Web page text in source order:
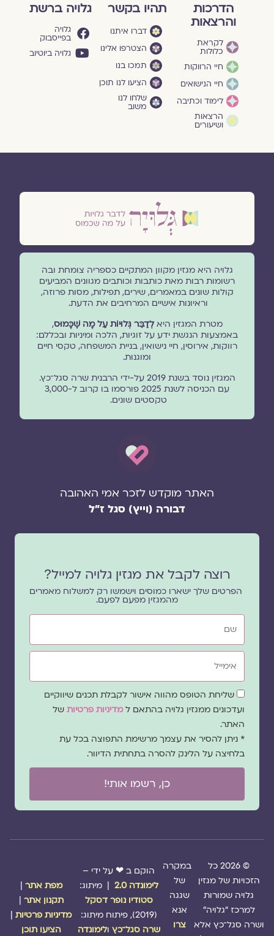
הדרכות
והרצאות
לקראת
כלולות
חיי הרווקות
חיי הנישואים
לימוד וכתיבה
הרצאות
ושיעורים
תהיו בקשר
דברו איתנו
הצטרפו אלינו
תמכו בנו
הציעו לנו תוכן
שלחו לנו
משוב
גלויה ברשת
גלויה
בפייסבוק
גלויה ביוטיוב
גלויה היא מגזין מקוון המתקיים כספריה צומחת ובה
רשומות רבות מאת כותבות וכותבים מגוונים המביעים
קולות שונים במאמרים, שירים, תפילות, מסות פרוזה,
וראיונות אישיים המרחיבים את הדעת.
מטרת המגזין היאלְדַבֵּר גְּלוּיוֹת עַל מָה שֶׁכָּמוּס,
באמצעות הנגשת ידע על זוגיות, הלכה ומיניות ובכללם:
רווקות, אירוסין, חיי נישואין, בניית המשפחה, טקסי חיים
ומוגנוּת.
המגזין נוסד בשנת 2019 על-ידי הרבנית שרה סגל־כץ.
עם הכניסה לשנת 2025 פורסמו בו קרוב ל-3,000
טקסטים שונים.
האתר מוקדש לזכר אמי האהובה
דבורה (וייץ) סגל ז"ל
רוצה לקבל את מגזין גלויה למייל?
הפרטים שלך ישארו כמוסים וישמשו רק למשלוח מאמרים
מהמגזין מפעם לפעם.
שם
אימייל
שדה
הסכמה
שליחת הטופס מהווה אישור לקבלת תכנים שיווקיים
ועדכונים ממגזין גלויה בהתאם ל מדיניות פרטיותשל
האתר.
* ניתן להסיר את עצמך מרשימת התפוצה בכל עת
בלחיצה על הלינק להסרה בתחתית הדיוור.
כן, רשמו אותי!
© 2026 כל
הזכויות של מגזין
גלויה שמורות
למרכז "גלויה"
ושרה סגל־כץ אלא
במקרה
של
שגגה
אנא
צרו
הוקם ב ❤ על ידי –
לימונדה 2.0
| מיתוג:
סטודיו נופר דסקל
שרה סגל־כץולימונדה
מפת אתר|
תקנון אתר|
מדיניות פרטיות|
הציעו תוכן